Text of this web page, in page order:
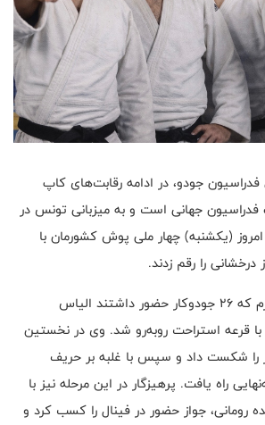
جودو، در ادامه رقابت‌های کاپ
فدراسیون جهانی است و به میزبانی تونس در
(یکشنبه) چهار ملی پوش کشورمان با
را رقم زدند.
در وزن منفی ۸۱ کیلوگرم که ۲۶ جودوکار حضور داشتند الیاس
قرعه استراحت روبه‌رو شد. وی در نخستین
را شکست داد و سپس با غلبه بر حریف
راه یافت. پرهیزگار در این مرحله نیز با
رومانی، جواز حضور در فینال را کسب کرد و